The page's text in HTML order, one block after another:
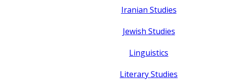
Iranian Studies
Jewish Studies
Linguistics
Literary Studies